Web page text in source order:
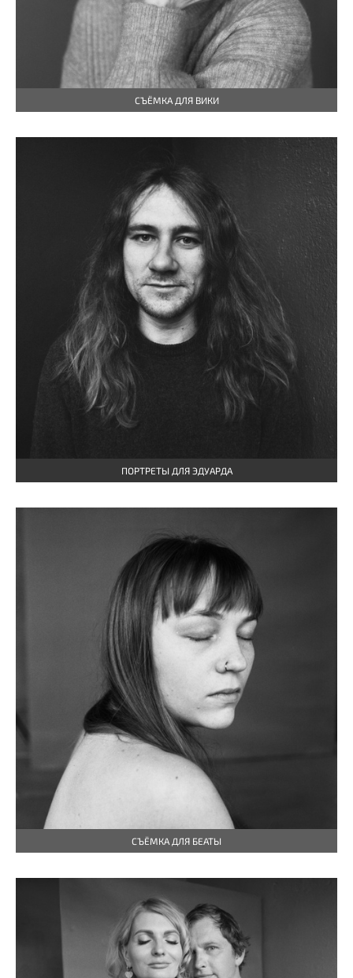
СЪЁМКА ДЛЯ ВИКИ
ПОРТРЕТЫ ДЛЯ ЭДУАРДА
СЪЁМКА ДЛЯ БЕАТЫ